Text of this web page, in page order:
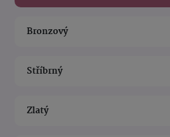
Bronzový
Stříbrný
Zlatý